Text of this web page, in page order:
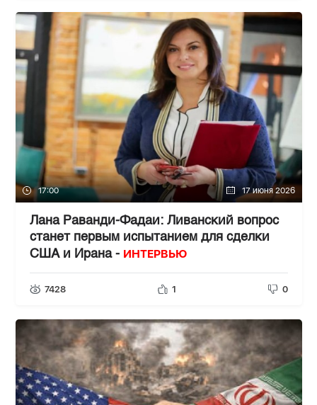
17:00 17 июня 2026
Лана Раванди-Фадаи: Ливанский вопрос
станет первым испытанием для сделки
США и Ирана - ИНТЕРВЬЮ
7428 1 0